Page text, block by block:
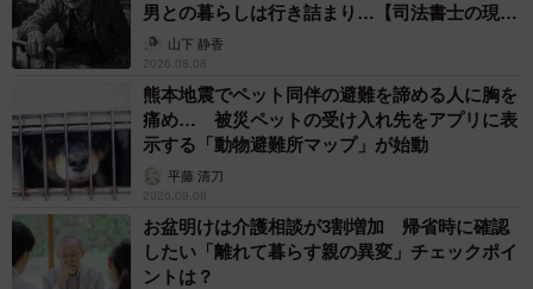
男との暮らしは行き詰まり…【司法書士の現場
から】山下 静香
2026.08.08
熊本地震でペット同伴の避難を諦める人に胸を
痛め… 被災ペットの受け入れ先をアプリに表
示する「動物避難所マップ」が始動
平藤 清刀
2026.08.08
お盆明けは介護相談が3割増加 帰省時に確認
したい「離れて暮らす親の異変」チェックポイ
ントは？